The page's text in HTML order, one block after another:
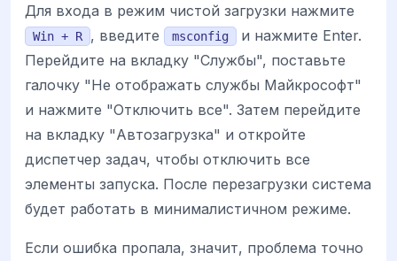
Для входа в режим чистой загрузки нажмите
Win + R , введите msconfig
и нажмите Enter.
Перейдите на вкладку "Службы", поставьте
галочку "Не отображать службы Майкрософт"
и нажмите "Отключить все". Затем перейдите
на вкладку "Автозагрузка" и откройте
диспетчер задач, чтобы отключить все
элементы запуска. После перезагрузки система
будет работать в минималистичном режиме.
Если ошибка пропала, значит, проблема точно